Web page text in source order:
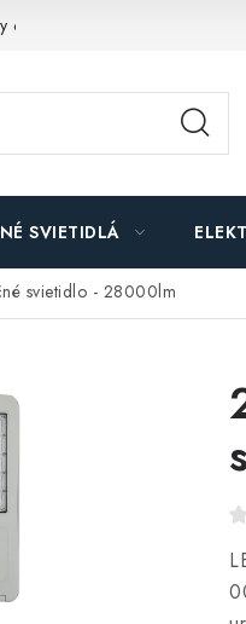
ochrany osobných údajov
SVIETIDLÁ
svietidlo - 28000lm